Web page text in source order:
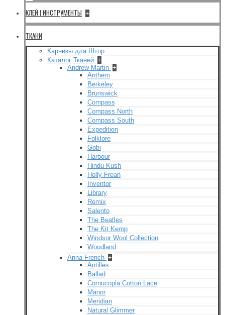
КЛЕЙ | ИНСТРУМЕНТЫ +
ТКАНИ
Карнизы для Штор
Каталог Тканей +
Andrew Martin +
Anthem
Berkeley
Brunswick
Compass
Compass North
Compass South
Expedition
Folklore
Gobi
Harbour
Hindu Kush
Holly Frean
Inventor
Library
Remix
Salento
The Beatles
The Kit Kemp
Windsor Wool Collection
Woodland
Anna French +
Antilles
Ballad
Cornucopia Cotton Lace
Manor
Meridian
Natural Glimmer